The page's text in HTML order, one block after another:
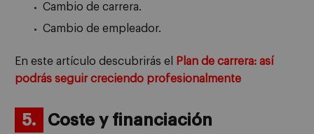
Cambio de carrera.
Cambio de empleador.
En este artículo descubrirás el
Plan de carrera: así
podrás seguir creciendo profesionalmente
5. Coste y financiación